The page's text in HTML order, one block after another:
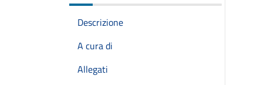
Descrizione
A cura di
Allegati